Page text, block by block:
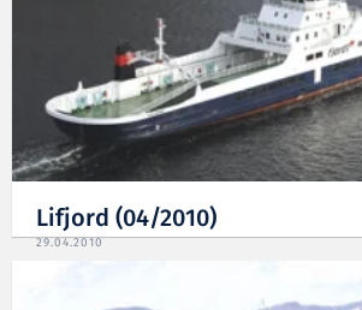
Lifjord (04/2010)
29.04.2010